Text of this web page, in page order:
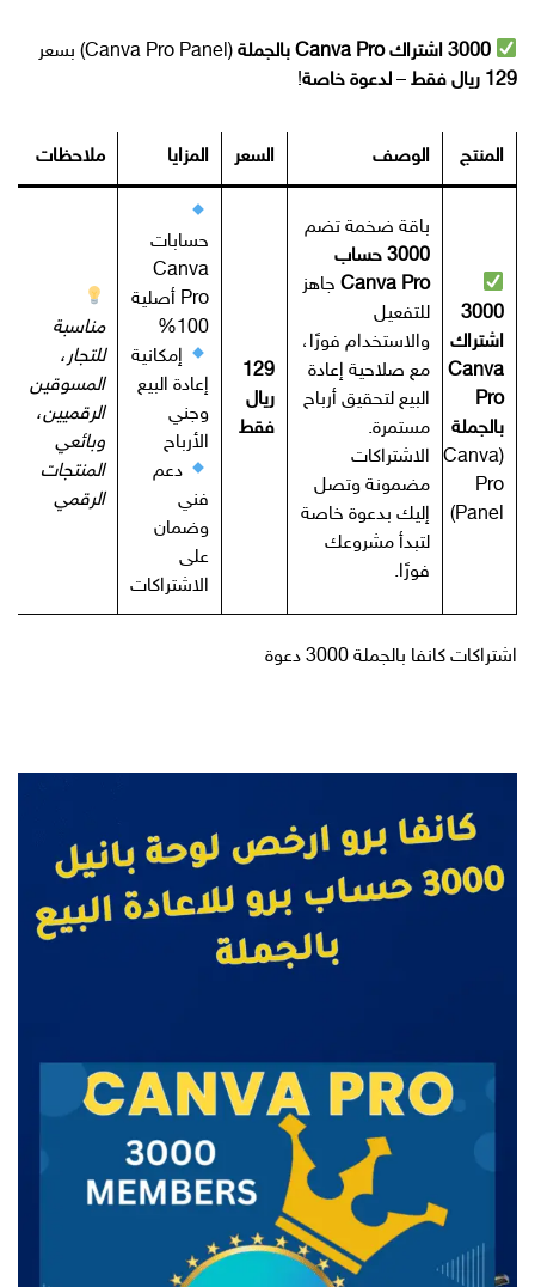
3000 اشتراك Canva Pro بالجملة
(Canva Pro Panel) بسعر
129 ريال فقط
– لدعوة خاصة!
المنتج الوصف السعر المزايا ملاحظات
3000
اشتراك
Canva
Pro
بالجملة
(Canva
Pro
Panel)
باقة ضخمة تضم
3000 حساب
Canva Pro جاهز
للتفعيل
والاستخدام فورًا،
مع صلاحية إعادة
البيع لتحقيق أرباح
مستمرة.
الاشتراكات
مضمونة وتصل
إليك بدعوة خاصة
لتبدأ مشروعك
فورًا.
129
ريال
فقط
حسابات
Canva
Pro أصلية
100%
إمكانية
إعادة البيع
وجني
الأرباح
دعم
فني
وضمان
على
الاشتراكات
مناسبة
للتجار،
المسوقين
الرقميين،
وبائعي
المنتجات
الرقمي
اشتراكات كانفا بالجملة 3000 دعوة